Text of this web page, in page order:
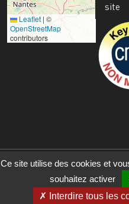
Leaflet | ©
OpenStreetMap
contributors
site
Image
Ce site utilise des cookies et
souhaitez activer
Interdire tous les